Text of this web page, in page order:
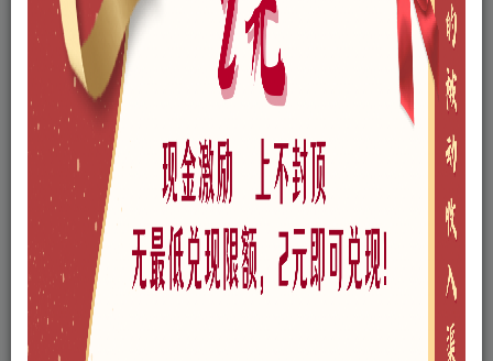
新中式小区景观SU模型下载
此内容为付费资源，请付费后查看
30
积分
黄金会员
付费资源